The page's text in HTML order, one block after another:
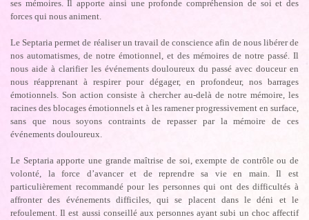
ses mémoires. Il apporte ainsi une profonde compréhension de soi et des
forces qui nous animent.
Le Septaria permet de réaliser un travail de conscience afin de nous libérer de
nos automatismes, de notre émotionnel, et des mémoires de notre passé. Il
nous aide à clarifier les événements douloureux du passé avec douceur en
nous réapprenant à respirer pour dégager, en profondeur, nos barrages
émotionnels. Son action consiste à chercher au-delà de notre mémoire, les
racines des blocages émotionnels et à les ramener progressivement en surface,
sans que nous soyons contraints de repasser par la mémoire de ces
événements douloureux.
Le Septaria apporte une grande maîtrise de soi, exempte de contrôle ou de
volonté, la force d’avancer et de reprendre sa vie en main. Il est
particulièrement recommandé pour les personnes qui ont des difficultés à
affronter des événements difficiles, qui se placent dans le déni et le
refoulement. Il est aussi conseillé aux personnes ayant subi un choc affectif